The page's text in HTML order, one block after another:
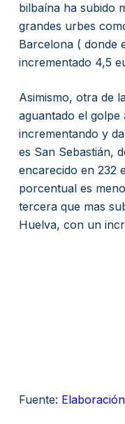
bilbaína ha subido
grandes urbes
Barcelona ( donde
incrementado 4,5
Asimismo, otra de
aguantado el golpe
incrementando y
es San Sebastián,
encarecido en 232
porcentual es
tercera que mas
Huelva, con un
Fuente: